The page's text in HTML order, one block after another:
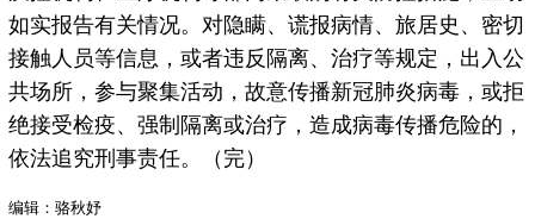
如实报告有关情况。对隐瞒、谎报病情、旅居史、密切
接触人员等信息，或者违反隔离、治疗等规定，出入公
共场所，参与聚集活动，故意传播新冠肺炎病毒，或拒
绝接受检疫、强制隔离或治疗，造成病毒传播危险的，
依法追究刑事责任。（完）
编辑：骆秋妤